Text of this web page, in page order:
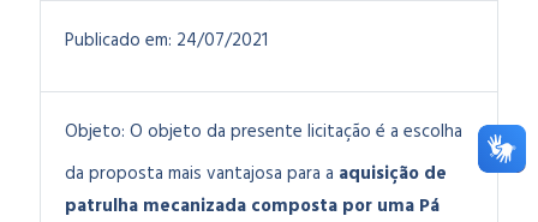
Publicado em: 24/07/2021
Objeto: O objeto da presente licitação é a escolha
da proposta mais vantajosa para a aquisição de
patrulha mecanizada composta por uma Pá